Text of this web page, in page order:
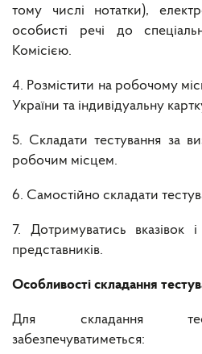
тому числі нотатки),
особисті речі до
Комісією.
4. Розмістити на робочому
України та індивідуальну
5. Складати тестування за
робочим місцем.
6. Самостійно складати
7. Дотримуватись вказівок
представників.
Особливості складання
Для складання
забезпечуватиметься: